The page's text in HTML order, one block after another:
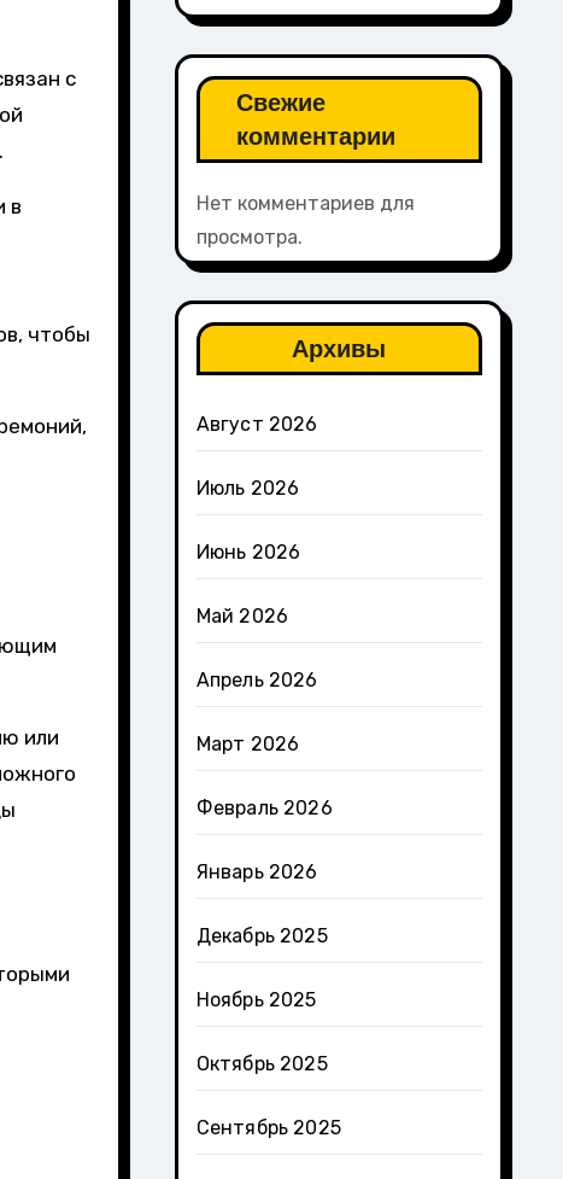
с
в
чтобы
или
Свежие
комментарии
Нет комментариев для
просмотра.
Архивы
Август 2026
Июль 2026
Июнь 2026
Май 2026
Апрель 2026
Март 2026
Февраль 2026
Январь 2026
Декабрь 2025
Ноябрь 2025
Октябрь 2025
Сентябрь 2025